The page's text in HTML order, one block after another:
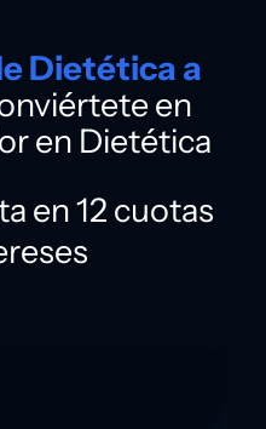
Dietética a
en
en Dietética
en 12 cuotas